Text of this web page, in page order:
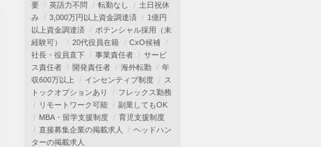
要
英語力不問 転勤なし
土日祝休
み
3,000万円以上資金調達済
1億円
以上資金調達済
ポテンシャル採用（未
経験可）
20代役員在籍
CxO候補
社長・役員直下
事業責任者
サービ
ス責任者
開発責任者 海外転勤
年
収600万以上
インセンティブ制度
ス
トックオプションあり
フレックス勤務
リモートワーク可能
副業してもOK
MBA・留学支援制度
育児支援制度
直接募集企業の掲載求人
ヘッドハン
ターの掲載求人